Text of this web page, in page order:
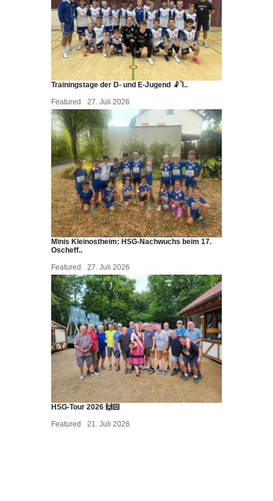
Trainingstage der D- und E-Jugend 🤾Ἷ..
Featured
27. Juli 2026
Minis Kleinostheim: HSG-Nachwuchs beim 17.
Oscheff..
Featured
27. Juli 2026
HSG-Tour 2026 🙌🏻
Featured
21. Juli 2026